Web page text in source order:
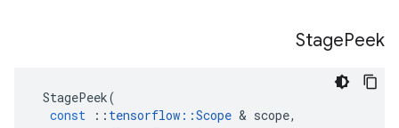
StagePeek
StagePeek(
const
:: tensorflow ::Scope & scope,